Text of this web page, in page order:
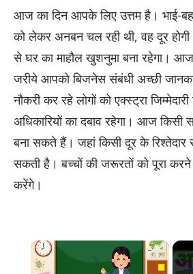
आज का दिन आपके लिए उत्तम है। भाई-
को लेकर अनबन चल रही थी, वह दूर
से घर का माहौल खुशनुमा बना रहेगा।
जरीये आपको बिजनेस संबंधी अच्छी
नौकरी कर रहे लोगों को एक्स्ट्रा
अधिकारियों का दबाव रहेगा। आज किसी
बना सकते हैं। जहां किसी दूर के
सकती है। बच्चों की जरूरतों को पूरा
करेंगे।
×